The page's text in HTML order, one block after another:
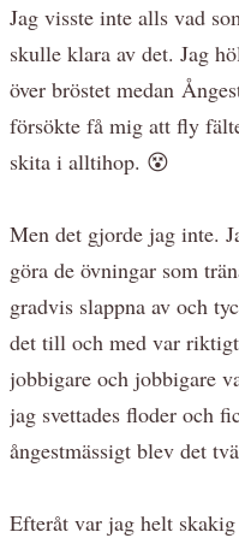
Jag visste inte alls vad
skulle klara av det. Jag
över bröstet medan
försökte få mig att fly
skita i alltihop. 😵
Men det gjorde jag inte.
göra de övningar som
gradvis slappna av och
det till och med var
jobbigare och jobbigare
jag svettades floder och
ångestmässigt blev det
Efteråt var jag helt